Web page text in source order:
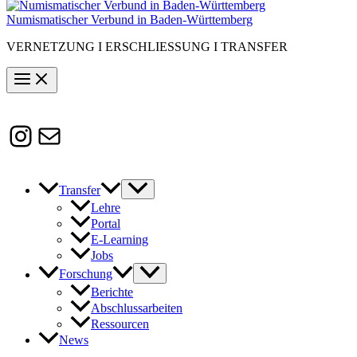
Numismatischer Verbund in Baden-Württemberg
VERNETZUNG I ERSCHLIESSUNG I TRANSFER
Instagram
Susanne.Boerner@zaw.uni-
heidelberg.de
Transfer
Lehre
Portal
E-Learning
Jobs
Forschung
Berichte
Abschlussarbeiten
Ressourcen
News